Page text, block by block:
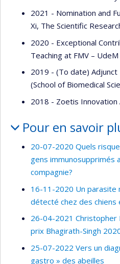
2021 - Nomination and
Xi, The Scientific
2020 - Exceptional
Teaching at FMV – UdeM
2019 - (To date)
(School of Biomedical
2018 - Zoetis Innovation
Pour en savoir
20-07-2020 Quels
gens immunosupprimés
compagnie?
16-11-2020 Un parasite
détecté chez des chiens
26-04-2021 Christopher
prix Bhagirath-Singh
25-07-2022 Vers un
gastro » des abeilles